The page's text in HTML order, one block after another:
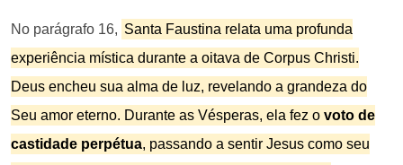
No parágrafo 16, Santa Faustina relata uma profunda
experiência mística durante a oitava de Corpus Christi.
Deus encheu sua alma de luz, revelando a grandeza do
Seu amor eterno. Durante as Vésperas, ela fez o voto de
castidade perpétua, passando a sentir Jesus como seu